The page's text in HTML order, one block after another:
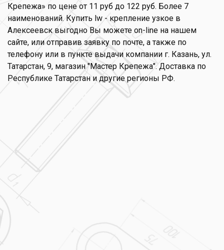
Крепежа» по цене от 11 руб до 122 руб. Более 7
наименований. Купить lw - крепление узкое в
Алексеевск выгодно Вы можете on-line на нашем
сайте, или отправив заявку по почте, а также по
телефону или в пункте выдачи компании г. Казань, ул.
Татарстан, 9, магазин "Мастер Крепежа". Доставка по
Республике Татарстан и другие регионы РФ.